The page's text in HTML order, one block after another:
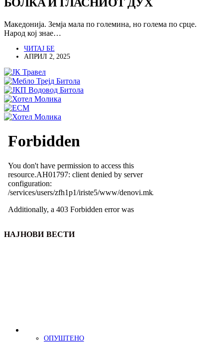
Македонија. Земја мала по големина, но голема по срце.
Народ кој знае…
ЧИТАЈ БЕ
АПРИЛ 2, 2025
НАЈНОВИ ВЕСТИ
ОПУШТЕНО